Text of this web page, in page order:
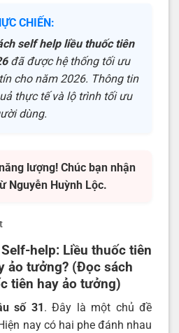
CHIẾN:
self help liều thuốc tiên
đã được hệ thống tối ưu
cho năm 2026. Thông tin
thực tế và lộ trình tối ưu
dùng.
lượng! Chúc bạn nhận
Nguyễn Huỳnh Lộc.
help: Liều thuốc tiên
ảo tưởng? (Đọc sách
tiên hay ảo tưởng)
số 31. Đây là một chủ đề
nay có hai phe đánh nhau